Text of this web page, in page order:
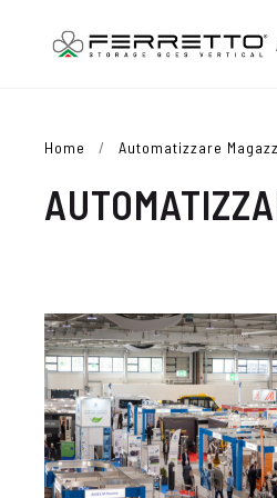
Home / Automatizzare